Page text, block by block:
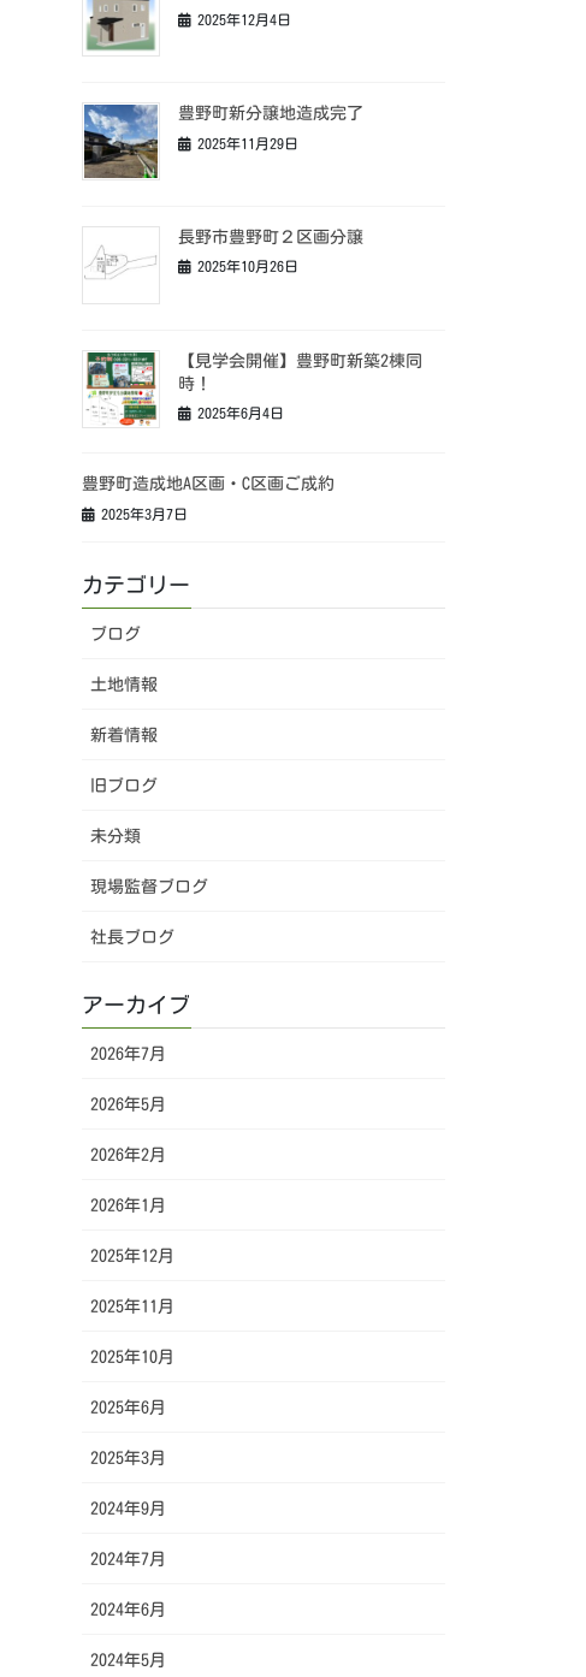
2025年12月4日
豊野町新分譲地造成完了
2025年11月29日
長野市豊野町２区画分譲
2025年10月26日
【見学会開催】豊野町新築2棟同
時！
2025年6月4日
豊野町造成地A区画・C区画ご成約
2025年3月7日
カテゴリー
ブログ
土地情報
新着情報
旧ブログ
未分類
現場監督ブログ
社長ブログ
アーカイブ
2026年7月
2026年5月
2026年2月
2026年1月
2025年12月
2025年11月
2025年10月
2025年6月
2025年3月
2024年9月
2024年7月
2024年6月
2024年5月